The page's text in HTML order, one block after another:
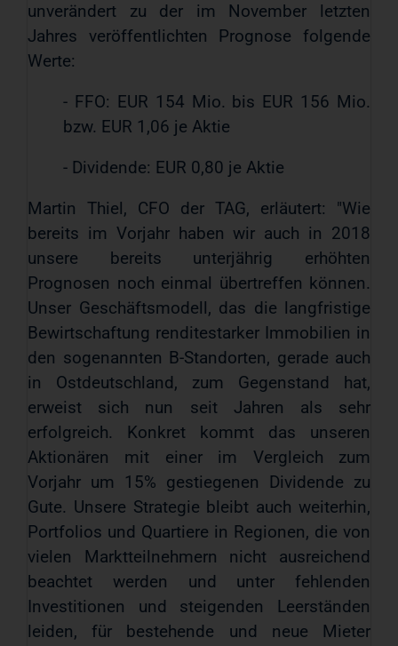
unverändert zu der im November letzten
Jahres veröffentlichten Prognose folgende
Werte:
- FFO: EUR 154 Mio. bis EUR 156 Mio.
bzw. EUR 1,06 je Aktie
- Dividende: EUR 0,80 je Aktie
Martin Thiel, CFO der TAG, erläutert: "Wie
bereits im Vorjahr haben wir auch in 2018
unsere bereits unterjährig erhöhten
Prognosen noch einmal übertreffen können.
Unser Geschäftsmodell, das die langfristige
Bewirtschaftung renditestarker Immobilien in
den sogenannten B-Standorten, gerade auch
in Ostdeutschland, zum Gegenstand hat,
erweist sich nun seit Jahren als sehr
erfolgreich. Konkret kommt das unseren
Aktionären mit einer im Vergleich zum
Vorjahr um 15% gestiegenen Dividende zu
Gute. Unsere Strategie bleibt auch weiterhin,
Portfolios und Quartiere in Regionen, die von
vielen Marktteilnehmern nicht ausreichend
beachtet werden und unter fehlenden
Investitionen und steigenden Leerständen
leiden, für bestehende und neue Mieter